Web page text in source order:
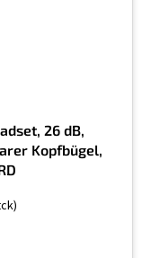
26 dB,
Kopfbügel,